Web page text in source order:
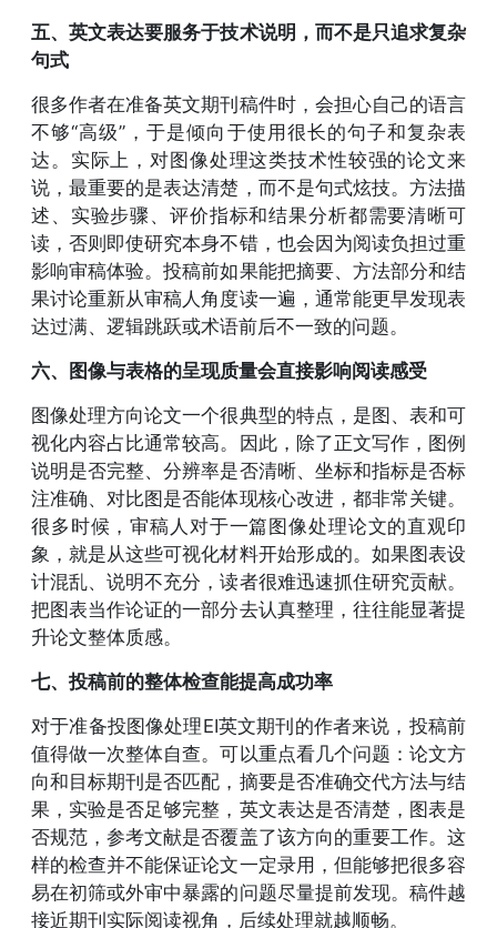
五、英文表达要服务于技术说明，而不是只追求复杂
句式
很多作者在准备英文期刊稿件时，会担心自己的语言
不够“高级”，于是倾向于使用很长的句子和复杂表
达。实际上，对图像处理这类技术性较强的论文来
说，最重要的是表达清楚，而不是句式炫技。方法描
述、实验步骤、评价指标和结果分析都需要清晰可
读，否则即使研究本身不错，也会因为阅读负担过重
影响审稿体验。投稿前如果能把摘要、方法部分和结
果讨论重新从审稿人角度读一遍，通常能更早发现表
达过满、逻辑跳跃或术语前后不一致的问题。
六、图像与表格的呈现质量会直接影响阅读感受
图像处理方向论文一个很典型的特点，是图、表和可
视化内容占比通常较高。因此，除了正文写作，图例
说明是否完整、分辨率是否清晰、坐标和指标是否标
注准确、对比图是否能体现核心改进，都非常关键。
很多时候，审稿人对于一篇图像处理论文的直观印
象，就是从这些可视化材料开始形成的。如果图表设
计混乱、说明不充分，读者很难迅速抓住研究贡献。
把图表当作论证的一部分去认真整理，往往能显著提
升论文整体质感。
七、投稿前的整体检查能提高成功率
对于准备投图像处理EI英文期刊的作者来说，投稿前
值得做一次整体自查。可以重点看几个问题：论文方
向和目标期刊是否匹配，摘要是否准确交代方法与结
果，实验是否足够完整，英文表达是否清楚，图表是
否规范，参考文献是否覆盖了该方向的重要工作。这
样的检查并不能保证论文一定录用，但能够把很多容
易在初筛或外审中暴露的问题尽量提前发现。稿件越
接近期刊实际阅读视角，后续处理就越顺畅。